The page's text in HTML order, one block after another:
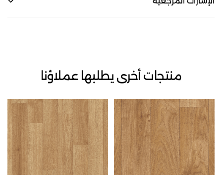
منتجات أخرى يطلبها عملاؤنا